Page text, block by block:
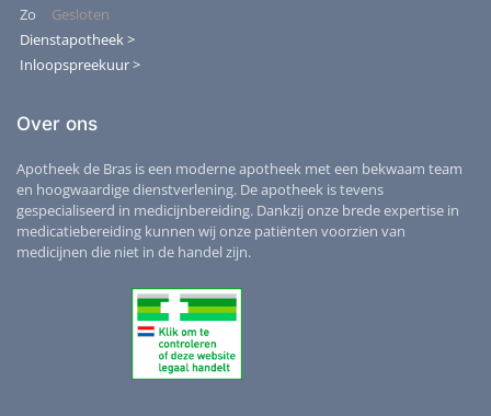
Zo
Gesloten
Dienstapotheek >
Inloopspreekuur >
Over ons
Apotheek de Bras is een moderne apotheek met een bekwaam team
en hoogwaardige dienstverlening. De apotheek is tevens
gespecialiseerd in medicijnbereiding. Dankzij onze brede expertise in
medicatiebereiding kunnen wij onze patiënten voorzien van
medicijnen die niet in de handel zijn.